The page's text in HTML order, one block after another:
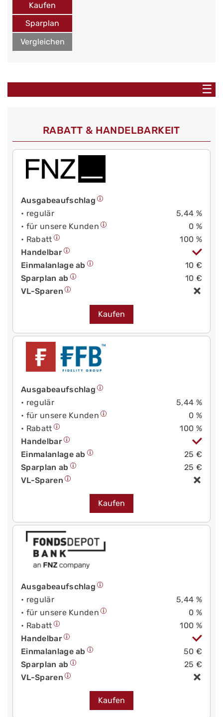
Kaufen
Sparplan
Vergleichen
☰
RABATT & HANDELBARKEIT
Ausgabeaufschlag
• regulär
5,44 %
• für unsere Kunden
0 %
• Rabatt
100 %
Handelbar
Einmalanlage ab
10 €
Sparplan ab
10 €
VL-Sparen
Kaufen
Ausgabeaufschlag
• regulär
5,44 %
• für unsere Kunden
0 %
• Rabatt
100 %
Handelbar
Einmalanlage ab
25 €
Sparplan ab
25 €
VL-Sparen
Kaufen
Ausgabeaufschlag
• regulär
5,44 %
• für unsere Kunden
0 %
• Rabatt
100 %
Handelbar
Einmalanlage ab
50 €
Sparplan ab
25 €
VL-Sparen
Kaufen